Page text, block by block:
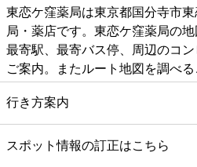
東恋ケ窪薬局は東京都国分寺市
局・薬店です。東恋ケ窪薬局の
最寄駅、最寄バス停、周辺のコ
ご案内。またルート地図を調べる
行き方案内
スポット情報の訂正はこちら